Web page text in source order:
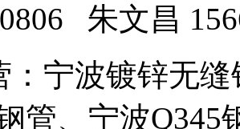
朱文昌
：宁波镀锌无
管、宁波Q345